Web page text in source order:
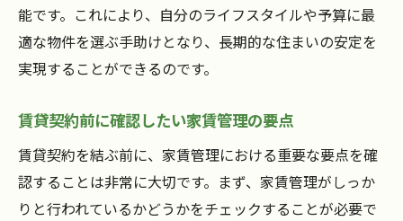
能です。これにより、自分のライフスタイルや予算に最
適な物件を選ぶ手助けとなり、長期的な住まいの安定を
実現することができるのです。
賃貸契約前に確認したい家賃管理の要点
賃貸契約を結ぶ前に、家賃管理における重要な要点を確
認することは非常に大切です。まず、家賃管理がしっか
りと行われているかどうかをチェックすることが必要で